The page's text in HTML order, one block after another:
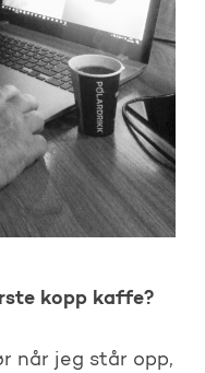
kopp kaffe?
når jeg står opp,